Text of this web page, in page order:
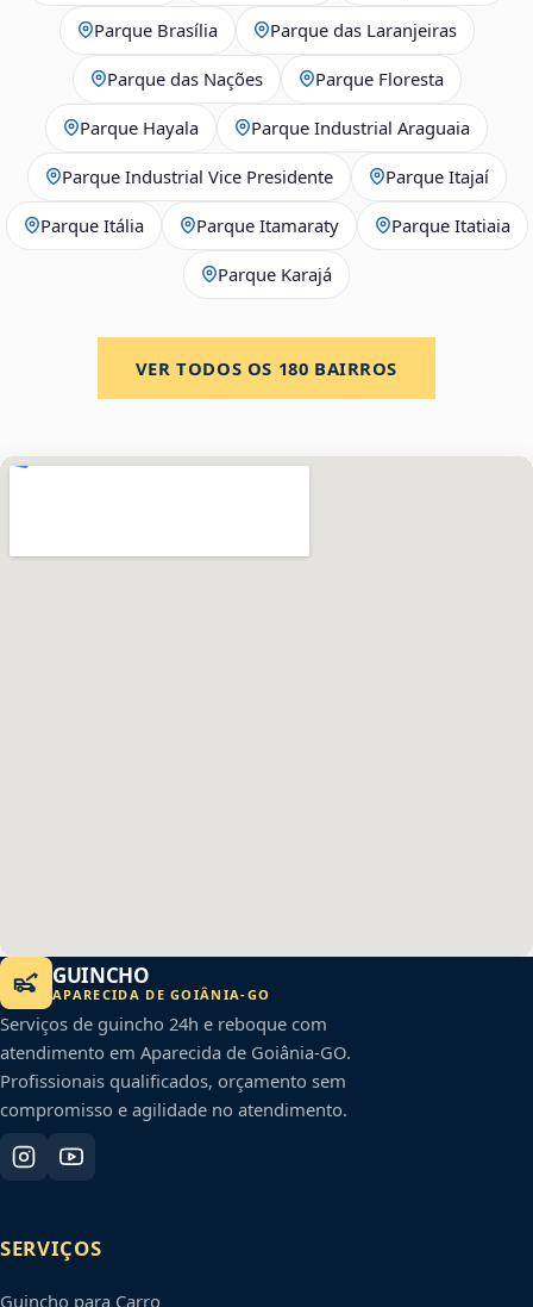
Parque Brasília Parque das Laranjeiras
Parque das Nações Parque Floresta
Parque Hayala Parque Industrial Araguaia
Parque Industrial Vice Presidente Parque Itajaí
Parque Itália Parque Itamaraty Parque Itatiaia
Parque Karajá
VER TODOS OS 180 BAIRROS
GUINCHO
APARECIDA DE GOIÂNIA-GO
Serviços de guincho 24h e reboque com
atendimento em Aparecida de Goiânia-GO.
Profissionais qualificados, orçamento sem
compromisso e agilidade no atendimento.
SERVIÇOS
Guincho para Carro